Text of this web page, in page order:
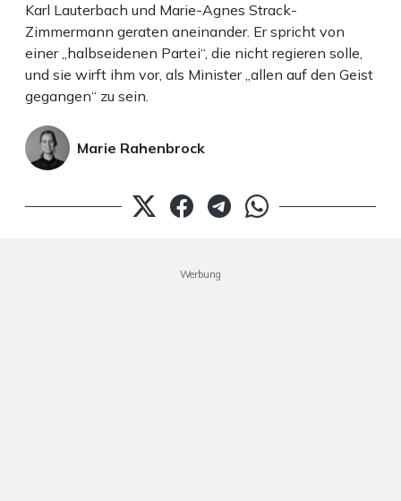
Karl Lauterbach und Marie-Agnes Strack-
Zimmermann geraten aneinander. Er spricht von
einer „halbseidenen Partei“, die nicht regieren solle,
und sie wirft ihm vor, als Minister „allen auf den Geist
gegangen“ zu sein.
Marie Rahenbrock
Werbung